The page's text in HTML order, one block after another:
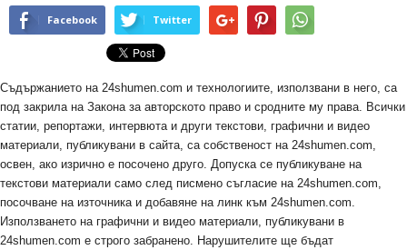
Facebook Twitter
Съдържанието на 24shumen.com и технологиите, използвани в него, са
под закрила на Закона за авторското право и сродните му права. Всички
статии, репортажи, интервюта и други текстови, графични и видео
материали, публикувани в сайта, са собственост на 24shumen.com,
освен, ако изрично е посочено друго. Допуска се публикуване на
текстови материали само след писмено съгласие на 24shumen.com,
посочване на източника и добавяне на линк към 24shumen.com.
Използването на графични и видео материали, публикувани в
24shumen.com е строго забранено. Нарушителите ще бъдат